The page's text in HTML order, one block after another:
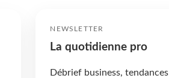
NEWSLETTER
La quotidienne pro
Débrief business, tendances